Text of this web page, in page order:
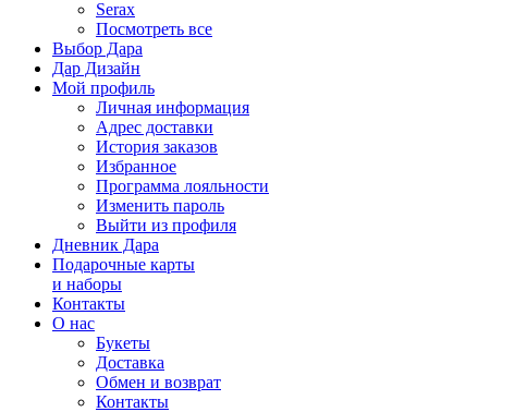
Serax
Посмотреть все
Выбор Дара
Дар Дизайн
Мой профиль
Личная информация
Адрес доставки
История заказов
Избранное
Программа лояльности
Изменить пароль
Выйти из профиля
Дневник Дара
Подарочные карты
и наборы
Контакты
О нас
Букеты
Доставка
Обмен и возврат
Контакты